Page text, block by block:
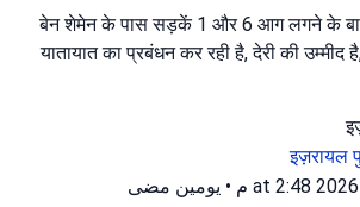
बेन शेमेन के पास सड़कें 1 और 6 आग लगने के
यातायात का प्रबंधन कर रही है, देरी की उम्मीद
इज़रायल
• يومين مضى